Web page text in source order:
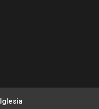
Iglesia